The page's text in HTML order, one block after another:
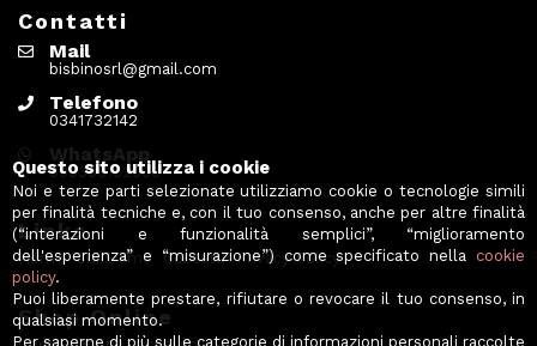
Contatti
Mail
bisbinosrl@gmail.com
Telefono
0341732142
WhatsApp
393338152000
Links
Home Chi Siamo Contatti Privacy Policy
Shop Online
Questo sito utilizza i cookie
Noi e terze parti selezionate utilizziamo cookie o tecnologie simili
per finalità tecniche e, con il tuo consenso, anche per altre finalità
(“interazioni e funzionalità semplici”, “miglioramento
dell'esperienza” e “misurazione”) come specificato nella cookie
policy.
Puoi liberamente prestare, rifiutare o revocare il tuo consenso, in
qualsiasi momento.
Per saperne di più sulle categorie di informazioni personali raccolte